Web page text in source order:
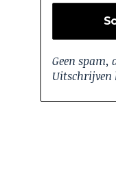
Geen spam,
Uitschrijven